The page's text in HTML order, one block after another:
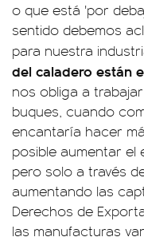
o que está 'por
sentido debemos
para nuestra
del caladero están
nos obliga a
buques, cuando
encantaría hacer
posible aumentar el
pero solo a través
aumentando las
Derechos de
las manufacturas